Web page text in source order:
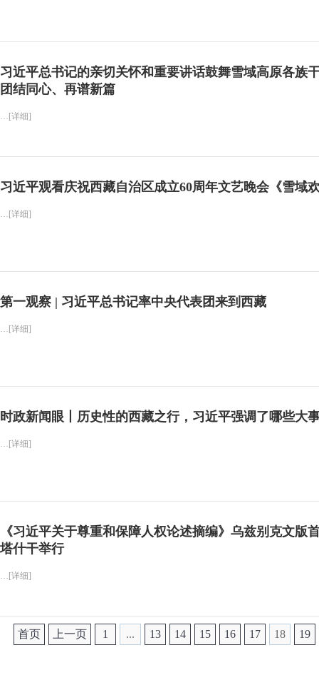
习近平总书记的亲切关怀和重要讲话鼓舞雪域高原各族
团结同心、再谱新篇
…[详细]
习近平观看庆祝西藏自治区成立60周年文艺晚会《雪域
…[详细]
第一观察 | 习近平总书记率中央代表团来到西藏
…[详细]
时政新闻眼丨历史性的西藏之行，习近平强调了哪些大
…[详细]
《习近平关于尊重和保障人权论述摘编》乌兹别克文版
塔什干举行
…[详细]
首页 上一页 1 ... 13 14 15 16 17 18 19